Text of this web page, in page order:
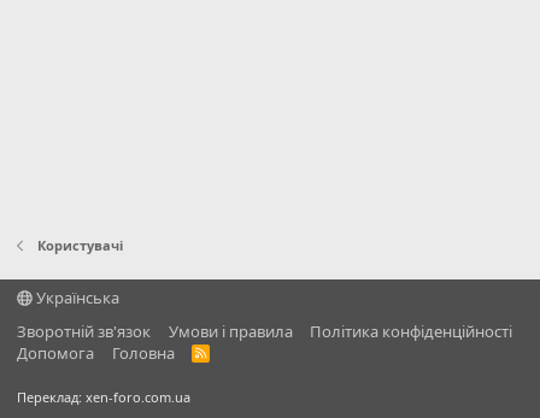
Користувачі
Українська
Зворотній зв'язок
Умови і правила
Політика конфіденційності
Дoпoмoга
Головна
R
Переклад: xen-foro.com.ua